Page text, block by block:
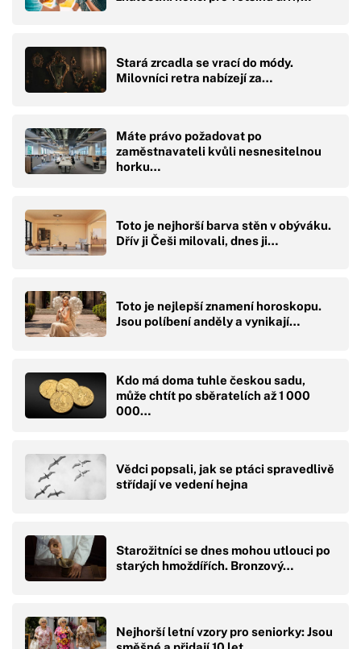
Stará zrcadla se vrací do módy.
Milovníci retra nabízejí za…
Máte právo požadovat po
zaměstnavateli kvůli nesnesitelnou
horku…
Toto je nejhorší barva stěn v obýváku.
Dřív ji Češi milovali, dnes ji…
Toto je nejlepší znamení horoskopu.
Jsou políbení anděly a vynikají…
Kdo má doma tuhle českou sadu,
může chtít po sběratelích až 1 000
000…
Vědci popsali, jak se ptáci spravedlivě
střídají ve vedení hejna
Starožitníci se dnes mohou utlouci po
starých hmoždířích. Bronzový…
Nejhorší letní vzory pro seniorky: Jsou